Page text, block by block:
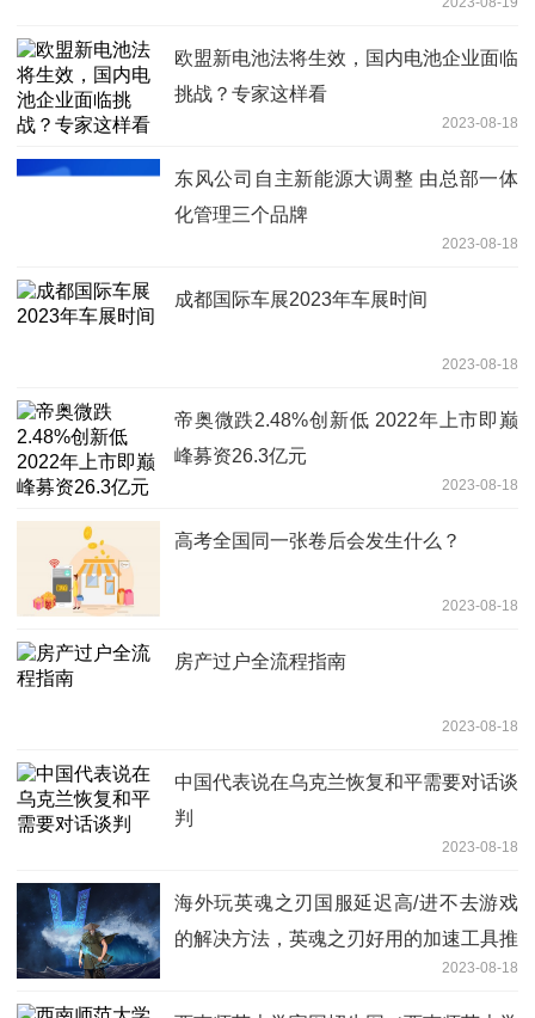
欧盟新电池法将生效，国内电池企业面临
挑战？专家这样看
2023-08-18
东风公司自主新能源大调整 由总部一体
化管理三个品牌
2023-08-18
成都国际车展2023年车展时间
2023-08-18
帝奥微跌2.48%创新低 2022年上市即巅
峰募资26.3亿元
2023-08-18
高考全国同一张卷后会发生什么？
2023-08-18
房产过户全流程指南
2023-08-18
中国代表说在乌克兰恢复和平需要对话谈
判
2023-08-18
海外玩英魂之刃国服延迟高/进不去游戏
的解决方法，英魂之刃好用的加速工具推
2023-08-18